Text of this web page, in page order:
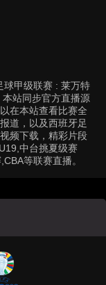
球甲级联赛 : 莱万特
站同步官方直播源
在本站查看比赛全
道，以及西班牙足
频下载，精彩片段
中台挑夏级赛
等联赛直播。